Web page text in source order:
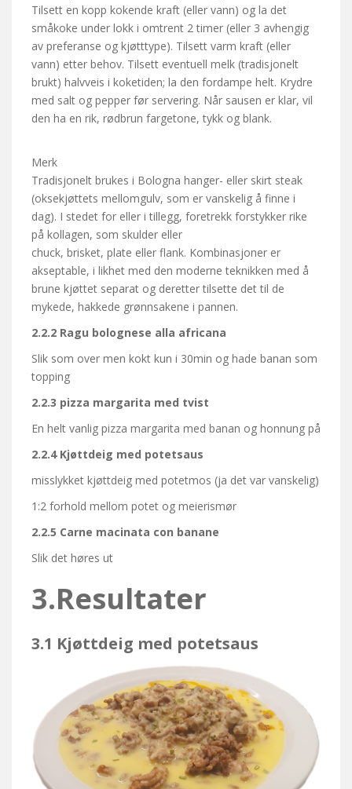
Tilsett en kopp kokende kraft (eller vann) og la det
småkoke under lokk i omtrent 2 timer (eller 3 avhengig
av preferanse og kjøtttype). Tilsett varm kraft (eller
vann) etter behov. Tilsett eventuell melk (tradisjonelt
brukt) halvveis i koketiden; la den fordampe helt. Krydre
med salt og pepper før servering. Når sausen er klar, vil
den ha en rik, rødbrun fargetone, tykk og blank.
Merk
Tradisjonelt brukes i Bologna hanger- eller skirt steak
(oksekjøttets mellomgulv, som er vanskelig å finne i
dag). I stedet for eller i tillegg, foretrekk forstykker rike
på kollagen, som skulder eller
chuck, brisket, plate eller flank. Kombinasjoner er
akseptable, i likhet med den moderne teknikken med å
brune kjøttet separat og deretter tilsette det til de
mykede, hakkede grønnsakene i pannen.
2.2.2 Ragu bolognese alla africana
Slik som over men kokt kun i 30min og hade banan som
topping
2.2.3 pizza margarita med tvist
En helt vanlig pizza margarita med banan og honnung på
2.2.4 Kjøttdeig med potetsaus
misslykket kjøttdeig med potetmos (ja det var vanskelig)
1:2 forhold mellom potet og meierismør
2.2.5 Carne macinata con banane
Slik det høres ut
3.Resultater
3.1 Kjøttdeig med potetsaus